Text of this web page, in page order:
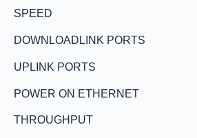
SPEED
DOWNLOADLINK PORTS
UPLINK PORTS
POWER ON ETHERNET
THROUGHPUT